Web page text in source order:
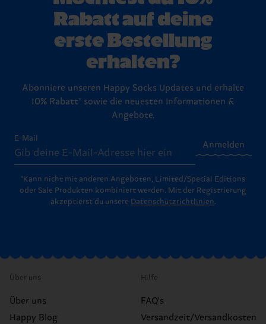
Rabatt auf deine
erste Bestellung
erhalten?
Abonniere unseren Happy Socks Updates und erhalte
10% Rabatt* sowie die neuesten Informationen &
Angebote.
E-Mail
Anmelden
*Kann nicht mit anderen Angeboten, Limited/Special Editions
oder Sale Produkten kombiniert werden. Mit der Registrierung
akzeptierst du unsere Datenschutzrichtlinien.
Über uns
Über uns
Happy Blog
Hilfe
FAQ's
Versandzeit/Versandkosten